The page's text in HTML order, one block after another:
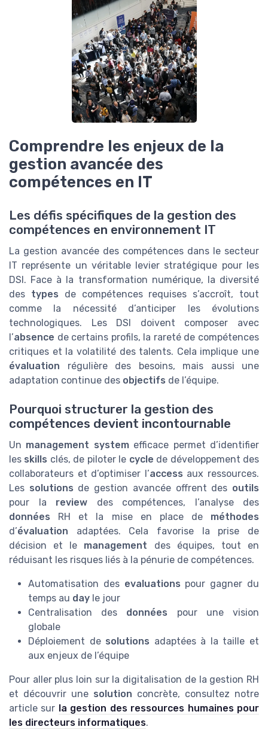
Comprendre les enjeux de la
gestion avancée des
compétences en IT
Les défis spécifiques de la gestion des
compétences en environnement IT
La gestion avancée des compétences dans le secteur
IT représente un véritable levier stratégique pour les
DSI. Face à la transformation numérique, la diversité
des types de compétences requises s’accroît, tout
comme la nécessité d’anticiper les évolutions
technologiques. Les DSI doivent composer avec
l’absence de certains profils, la rareté de compétences
critiques et la volatilité des talents. Cela implique une
évaluation régulière des besoins, mais aussi une
adaptation continue des objectifs de l’équipe.
Pourquoi structurer la gestion des
compétences devient incontournable
Un management systemefficace permet d’identifier
les skills clés, de piloter le cycle de développement des
collaborateurs et d’optimiser l’access aux ressources.
Les solutions de gestion avancée offrent des outils
pour la review des compétences, l’analyse des
données RH et la mise en place de méthodes
d’évaluation adaptées. Cela favorise la prise de
décision et le management des équipes, tout en
réduisant les risques liés à la pénurie de compétences.
Automatisation des evaluations pour gagner du
temps au day le jour
Centralisation des données pour une vision
globale
Déploiement de solutions adaptées à la taille et
aux enjeux de l’équipe
Pour aller plus loin sur la digitalisation de la gestion RH
et découvrir une solution concrète, consultez notre
article sur la gestion des ressources humaines pour
les directeurs informatiques.